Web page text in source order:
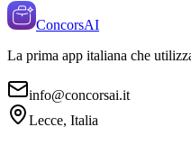
ConcorsAI
La prima app italiana che
info@concorsai.it
Lecce, Italia